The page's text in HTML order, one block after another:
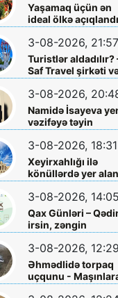
Yaşamaq üçün ən
ideal ölkə açıqlandı
3-08-2026, 21:57
Turistlər aldadılır?
Saf Travel şirkəti
Nabran turu ilə
ciddi iddialar
araşdırılmalıdır
3-08-2026,
Namidə İsayeva
vəzifəyə təyin
olundu
3-08-2026, 18:31
Xeyirxahlığı ilə
könüllərdə yer alan
Heydər müəllimə
şəfa diləyirik
3-08-2026, 14:05
Qax Günləri –
irsin, zəngin
mədəniyyətin və
müasir inkişafın
bayramı
3-08-2026, 12:29
Əhmədlidə torpaq
uçqunu -
zərər dəydi